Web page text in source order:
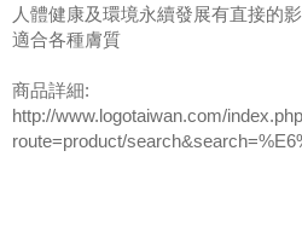
人體健康及環境永續發展有直接的影
適合各種膚質
商品詳細:
http://www.logotaiwan.com/
route=product/